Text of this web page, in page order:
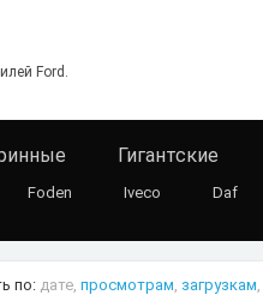
Ford.
Гигантские
Foden Iveco Daf
по: дате, просмотрам, загрузкам,